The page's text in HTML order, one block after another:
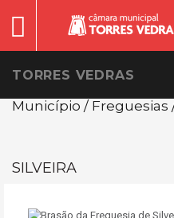
TORRES VEDRAS
Município / Freguesias
SILVEIRA